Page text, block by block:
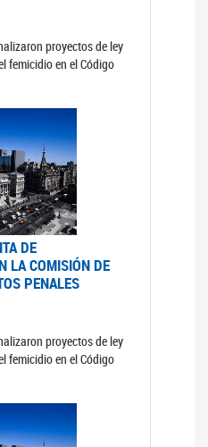
proyectos de ley
femicidio en el Código
DE
LA COMISIÓN DE
PENALES
proyectos de ley
femicidio en el Código